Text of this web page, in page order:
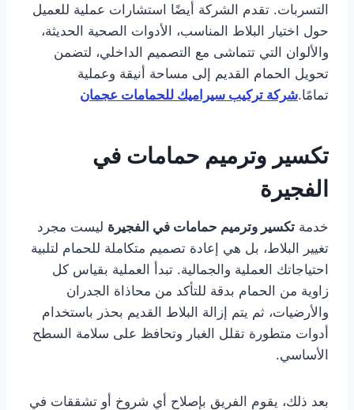
التسربات. تقدم الشركة أيضًا استشارات عملية للعميل
حول اختيار البلاط المناسب، الأدوات الصحية الحديثة،
والألوان التي تتماشى مع التصميم الداخلي، لتضمن
تحويل الحمام القديم إلى مساحة أنيقة وعملية
تمامًا.شركة تركيب سيراميك للحمامات عجمان
تكسير وترميم حمامات في
الفجيرة
خدمة تكسير وترميم حمامات في الفجيرة ليست مجرد
تغيير البلاط، بل هي إعادة تصميم متكاملة للحمام لتلبية
احتياجاتك العملية والجمالية. تبدأ العملية بقياس كل
زاوية من الحمام بدقة للتأكد من محاذاة الجدران
والأرضيات، ثم يتم إزالة البلاط القديم بحذر باستخدام
أدوات متطورة تقلل الغبار وتحافظ على سلامة السطح
الأساسي.
بعد ذلك، يقوم الفريق بإصلاح أي شروخ أو تشققات في